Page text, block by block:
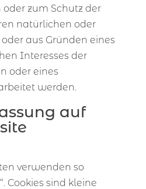
zum Schutz der
natürlichen oder
aus Gründen eines
Interesses der
oder eines
werden.
auf
verwenden so
Cookies sind kleine